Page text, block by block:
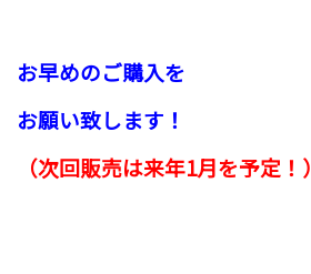
お早めのご購入を
お願い致します！
（次回販売は来年1月を予定！）